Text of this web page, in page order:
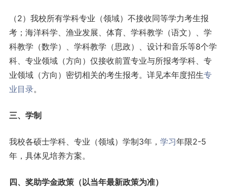
（2）我校所有学科专业（领域）不接收同等学力考生报
考；海洋科学、渔业发展、体育、学科教学（语文）、学
科教学（数学）、学科教学（思政）、设计和音乐等8个学
科、专业领域（方向）仅接收前置专业与所报考学科、专
业领域（方向）密切相关的考生报考。详见本年度招生专
业目录。
三、学制
我校各硕士学科、专业（领域）学制3年， 学习年限2-5
年，具体见培养方案。
四、奖助学金政策（以当年最新政策为准）